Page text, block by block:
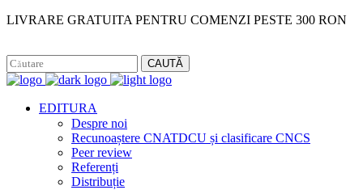
LIVRARE GRATUITA PENTRU COMENZI PESTE 300 RON
CAUTĂ
EDITURA
Despre noi
Recunoaștere CNATDCU și clasificare CNCS
Peer review
Referenți
Distribuție